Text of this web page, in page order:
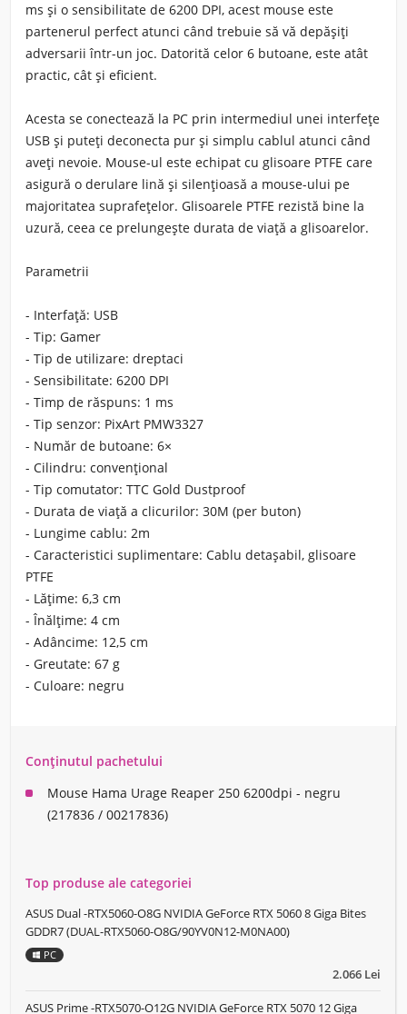
ms și o sensibilitate de 6200 DPI, acest mouse este
partenerul perfect atunci când trebuie să vă depășiți
adversarii într-un joc. Datorită celor 6 butoane, este atât
practic, cât și eficient.
Acesta se conectează la PC prin intermediul unei interfețe
USB și puteți deconecta pur și simplu cablul atunci când
aveți nevoie. Mouse-ul este echipat cu glisoare PTFE care
asigură o derulare lină și silențioasă a mouse-ului pe
majoritatea suprafețelor. Glisoarele PTFE rezistă bine la
uzură, ceea ce prelungește durata de viață a glisoarelor.
Parametrii
- Interfață: USB
- Tip: Gamer
- Tip de utilizare: dreptaci
- Sensibilitate: 6200 DPI
- Timp de răspuns: 1 ms
- Tip senzor: PixArt PMW3327
- Număr de butoane: 6×
- Cilindru: convențional
- Tip comutator: TTC Gold Dustproof
- Durata de viață a clicurilor: 30M (per buton)
- Lungime cablu: 2m
- Caracteristici suplimentare: Cablu detașabil, glisoare
PTFE
- Lățime: 6,3 cm
- Înălțime: 4 cm
- Adâncime: 12,5 cm
- Greutate: 67 g
- Culoare: negru
Conținutul pachetului
Mouse Hama Urage Reaper 250 6200dpi - negru
(217836 / 00217836)
Top produse ale categoriei
2.066 Lei
ASUS Dual -RTX5060-O8G NVIDIA GeForce RTX 5060 8 Giga Bites
GDDR7 (DUAL-RTX5060-O8G/90YV0N12-M0NA00)
PC
ASUS Prime -RTX5070-O12G NVIDIA GeForce RTX 5070 12 Giga